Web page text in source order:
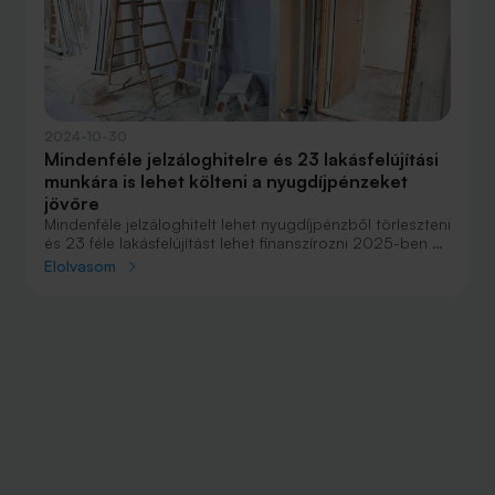
Mindenféle jelzáloghitelre és 23 lakásfelújítási
munkára is lehet költeni a nyugdíjpénzeket
jövőre
Mindenféle jelzáloghitelt lehet nyugdíjpénzből törleszteni
és 23 féle lakásfelújítást lehet finanszírozni 2025-ben az
önkéntes pénztárakban lévő megtakarításokból - derült
Elolvasom